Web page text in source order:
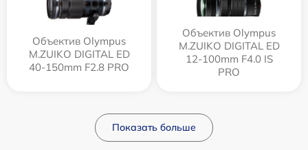
Объектив Olympus
M.ZUIKO DIGITAL ED
40-150mm F2.8 PRO
Объектив Olympus
M.ZUIKO DIGITAL ED
12‑100mm F4.0 IS
PRO
Показать больше